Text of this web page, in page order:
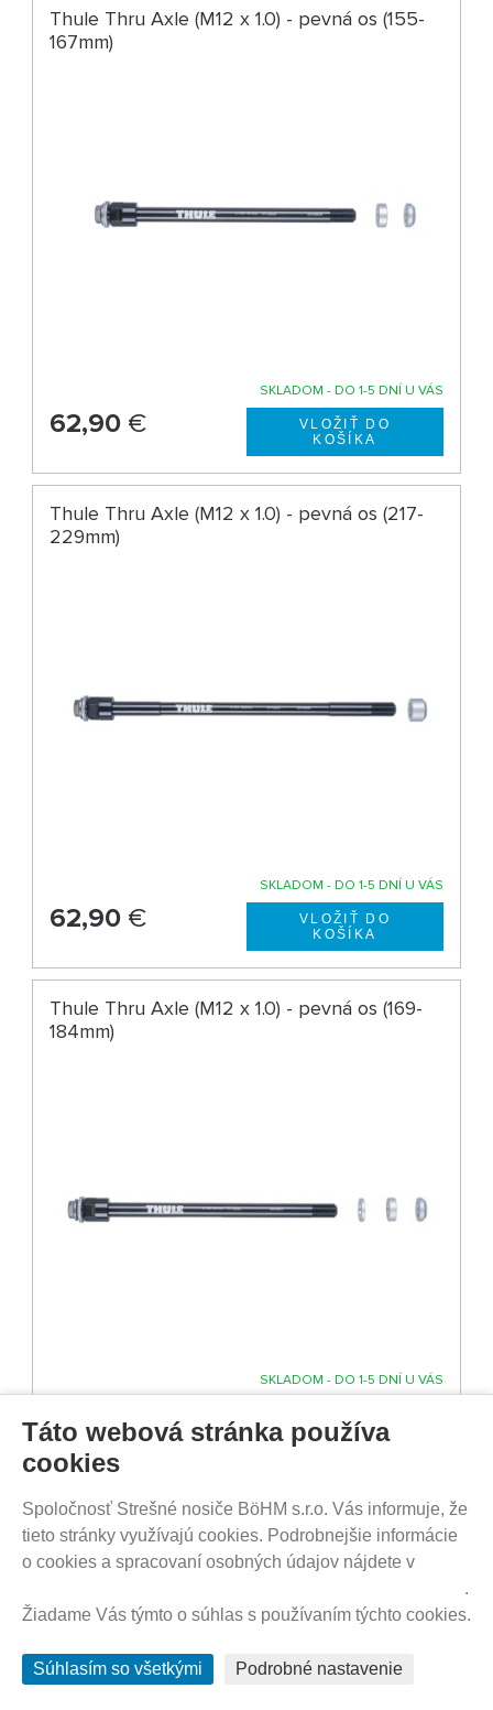
Thule Thru Axle (M12 x 1.0) - pevná os (155-
167mm)
SKLADOM - DO 1-5 DNÍ U VÁS
62,90 €
Thule Thru Axle (M12 x 1.0) - pevná os (217-
229mm)
SKLADOM - DO 1-5 DNÍ U VÁS
62,90 €
Thule Thru Axle (M12 x 1.0) - pevná os (169-
184mm)
SKLADOM - DO 1-5 DNÍ U VÁS
62,90
Thule Thru Axle (M12 x 1.5) - pevná os (159-
165mm)
Táto webová stránka používa
cookies
Spoločnosť Strešné nosiče BöHM s.r.o. Vás informuje, že
tieto stránky využívajú cookies. Podrobnejšie informácie
o cookies a spracovaní osobných údajov nájdete v
.
Žiadame Vás týmto o súhlas s používaním týchto cookies.
Súhlasím so všetkými Podrobné nastavenie